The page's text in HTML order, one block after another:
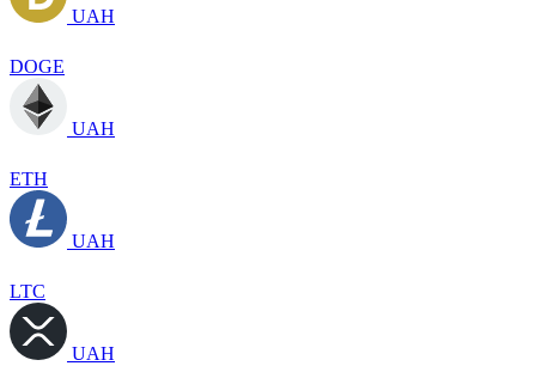
UAH
DOGE
UAH
ETH
UAH
LTC
UAH